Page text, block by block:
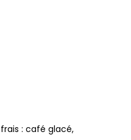
: café glacé,